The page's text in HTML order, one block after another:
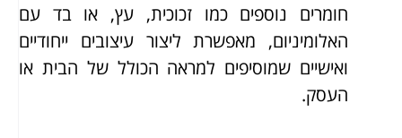
חומרים נוספים כמו זכוכית, עץ, או בד עם
האלומיניום, מאפשרת ליצור עיצובים ייחודיים
ואישיים שמוסיפים למראה הכולל של הבית או
העסק.